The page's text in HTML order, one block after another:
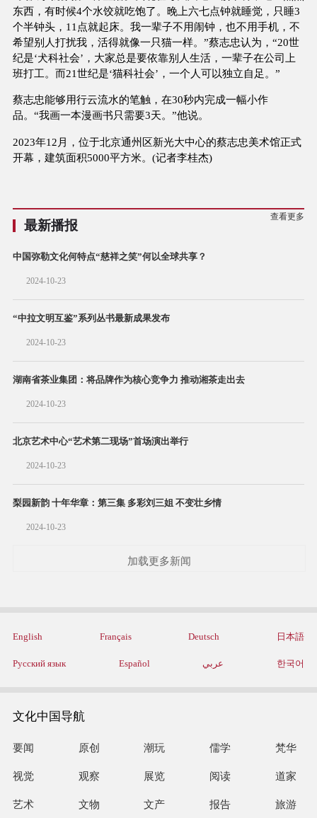
东西，有时候4个水饺就吃饱了。晚上六七点钟就睡觉，只睡3
个半钟头，11点就起床。我一辈子不用闹钟，也不用手机，不
希望别人打扰我，活得就像一只猫一样。”蔡志忠认为，“20世
纪是‘犬科社会’，大家总是要依靠别人生活，一辈子在公司上
班打工。而21世纪是‘猫科社会’，一个人可以独立自足。”
蔡志忠能够用行云流水的笔触，在30秒内完成一幅小作
品。“我画一本漫画书只需要3天。”他说。
2023年12月，位于北京通州区新光大中心的蔡志忠美术馆正式
开幕，建筑面积5000平方米。(记者李桂杰)
最新播报
查看更多
中国弥勒文化何特点“慈祥之笑”何以全球共享？
2024-10-23
“中拉文明互鉴”系列丛书最新成果发布
2024-10-23
湖南省茶业集团：将品牌作为核心竞争力 推动湘茶走出去
2024-10-23
北京艺术中心“艺术第二现场”首场演出举行
2024-10-23
梨园新韵 十年华章：第三集 多彩刘三姐 不变壮乡情
2024-10-23
加载更多新闻
English Français Deutsch 日本語
Русский язык Español عربي 한국어
文化中国导航
要闻 原创 潮玩 儒学 梵华
视觉 观察 展览 阅读 道家
艺术 文物 文产 报告 旅游